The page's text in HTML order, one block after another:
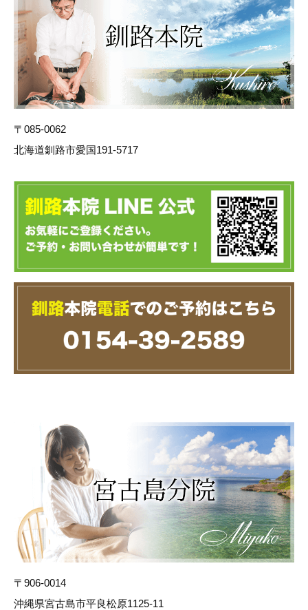
〒085-0062
北海道釧路市愛国191-5717
〒906-0014
沖縄県宮古島市平良松原1125-11